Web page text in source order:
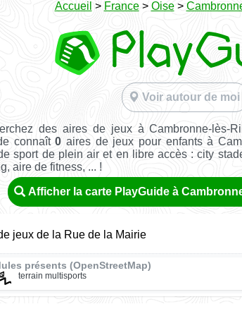
Accueil > France> Oise>
Voir autour de moi
des aires de jeux à Cambronne-lès-
connaît0 aires de jeux pour enfants à
sport de plein air et en libre accès : city
aire de fitness, ... !
Afficher la carte PlayGuide à
jeux de la Rue de la Mairie
présents (OpenStreetMap)
terrain multisports